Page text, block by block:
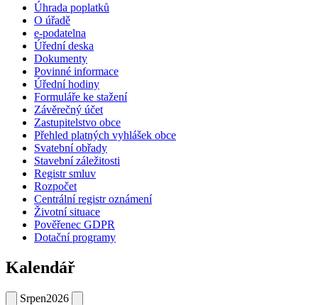
Úhrada poplatků
O úřadě
e-podatelna
Úřední deska
Dokumenty
Povinné informace
Úřední hodiny
Formuláře ke stažení
Závěrečný účet
Zastupitelstvo obce
Přehled platných vyhlášek obce
Svatební obřady
Stavební záležitosti
Registr smluv
Rozpočet
Centrální registr oznámení
Životní situace
Pověřenec GDPR
Dotační programy
Kalendář
Srpen2026